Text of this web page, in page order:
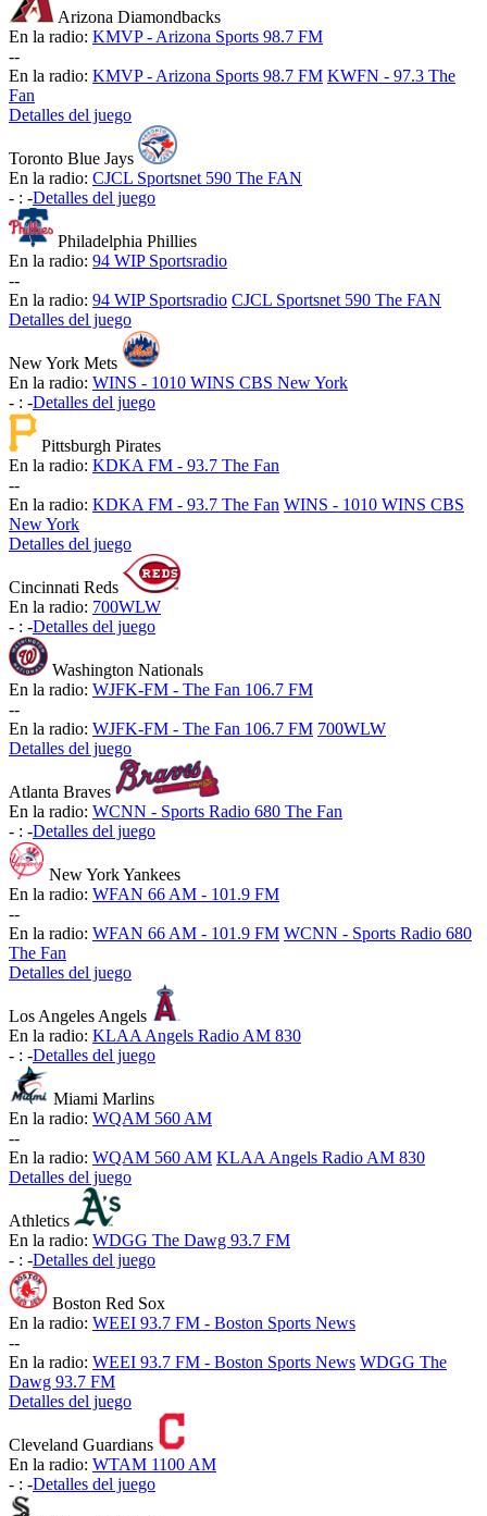
Arizona Diamondbacks
En la radio: KMVP - Arizona Sports 98.7 FM
--
En la radio: KMVP - Arizona Sports 98.7 FM KWFN - 97.3 The
Fan
Detalles del juego
Toronto Blue Jays
En la radio: CJCL Sportsnet 590 The FAN
- : -Detalles del juego
Philadelphia Phillies
En la radio: 94 WIP Sportsradio
--
En la radio: 94 WIP Sportsradio CJCL Sportsnet 590 The FAN
Detalles del juego
New York Mets
En la radio: WINS - 1010 WINS CBS New York
- : -Detalles del juego
Pittsburgh Pirates
En la radio: KDKA FM - 93.7 The Fan
--
En la radio: KDKA FM - 93.7 The Fan WINS - 1010 WINS CBS
New York
Detalles del juego
Cincinnati Reds
En la radio: 700WLW
- : -Detalles del juego
Washington Nationals
En la radio: WJFK-FM - The Fan 106.7 FM
--
En la radio: WJFK-FM - The Fan 106.7 FM 700WLW
Detalles del juego
Atlanta Braves
En la radio: WCNN - Sports Radio 680 The Fan
- : -Detalles del juego
New York Yankees
En la radio: WFAN 66 AM - 101.9 FM
--
En la radio: WFAN 66 AM - 101.9 FM WCNN - Sports Radio 680
The Fan
Detalles del juego
Los Angeles Angels
En la radio: KLAA Angels Radio AM 830
- : -Detalles del juego
Miami Marlins
En la radio: WQAM 560 AM
--
En la radio: WQAM 560 AM KLAA Angels Radio AM 830
Detalles del juego
Athletics
En la radio: WDGG The Dawg 93.7 FM
- : -Detalles del juego
Boston Red Sox
En la radio: WEEI 93.7 FM - Boston Sports News
--
En la radio: WEEI 93.7 FM - Boston Sports News WDGG The
Dawg 93.7 FM
Detalles del juego
Cleveland Guardians
En la radio: WTAM 1100 AM
- : -Detalles del juego